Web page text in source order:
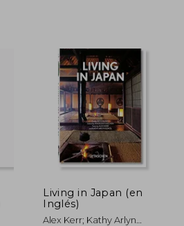
Living in Japan (en
Inglés)
Alex Kerr; Kathy Arlyn